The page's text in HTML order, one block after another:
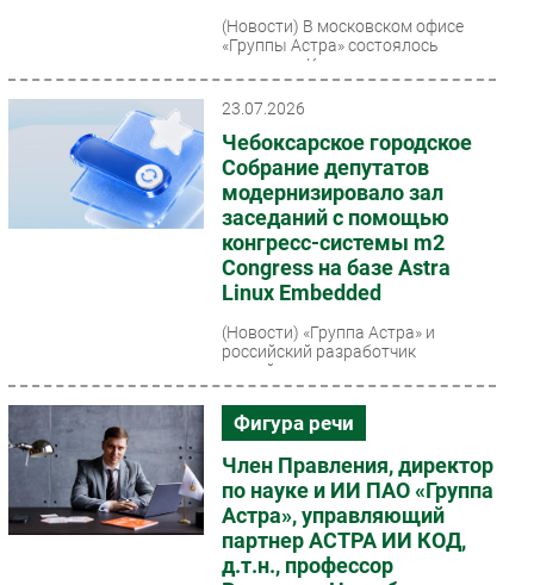
(Новости) В московском офисе
«Группы Астра» состоялось
заседание Консорциума
исследований безопасности
технологий искусственного
интеллекта,...
23.07.2026
Чебоксарское городское
Собрание депутатов
модернизировало зал
заседаний с помощью
конгресс-системы m2
Congress на базе Astra
Linux Embedded
(Новости) «Группа Астра» и
российский разработчик
устройств и программного
обеспечения для отображения и
управления контентом «М2
Технологии»...
Фигура речи
Член Правления, директор
по науке и ИИ ПАО «Группа
Астра», управляющий
партнер АСТРА ИИ КОД,
д.т.н., профессор